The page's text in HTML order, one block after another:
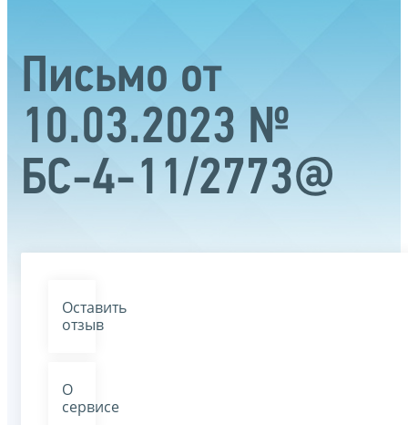
Письмо от
10.03.2023 №
БС-4-11/2773@
Оставить
отзыв
О
сервисе